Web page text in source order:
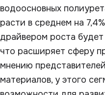
водоосновных
расти в среднем на
драйвером роста
что расширяет сферу
мнению
материалов, у этого